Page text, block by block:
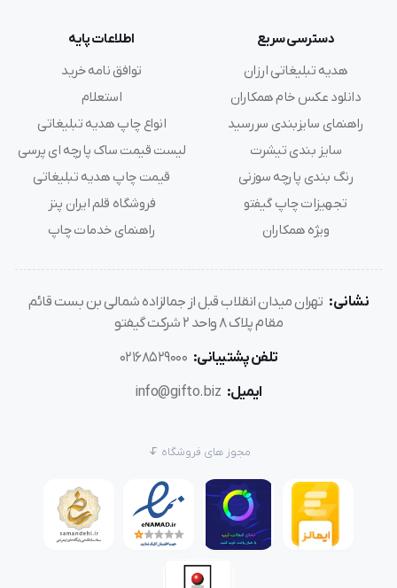
دسترسی سریع
هدیه تبلیغاتی ارزان
دانلود عکس خام همکاران
راهنمای سایزبندی سررسید
سایز بندی تیشرت
رنگ بندی پارچه سوزنی
تجهیزات چاپ گیفتو
ویژه همکاران
اطلاعات پایه
توافق نامه خرید
استعلام
انواع چاپ هدیه تبلیغاتی
لیست قیمت ساک پارچه ای پرسی
قیمت چاپ هدیه تبلیغاتی
فروشگاه قلم ایران پنز
راهنمای خدمات چاپ
نشانی: تهران میدان انقلاب قبل از جمالزاده شمالی بن بست قائم
مقام پلاک 8 واحد 2 شرکت گیفتو
تلفن پشتیبانی: 02168529000
ایمیل: info@gifto.biz
مجوز های فروشگاه